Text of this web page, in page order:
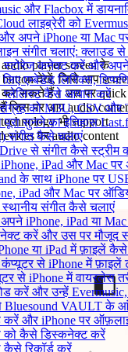
और Flacbox में
लाइब्रेरी को
अपने iPhone या Mac
संगीत चलाएं: क्लाउड
कनेक्ट करें और अपने
एम्बेडेड लिरिक्स,
प्लेलिस्ट कैसे आयात करें
को M3U, CSV और
सुनने का इतिहास
संगीत कैसे चलाएं
से संगीत कैसे स्ट्रीम
iPad और Mac
के साथ iPhone पर
iPad और Mac पर
संगीत कैसे चलाएं
iPhone, iPad या
करें और उस पर मौजूद
या iPad में फ़ाइलें
से iPhone में फ़ाइलें
से iPhone में वायरलेस
करें और उन्हें
Bluesound VAULT के
करें और iPhone पर
को कैसे डिस्कनेक्ट करें
कैसे रिकॉर्ड करें
player screen के
button देखें, जिसे आप
कर सकते हैं। उस पर quick
जिस पर आप audio
भी support
पर audio content